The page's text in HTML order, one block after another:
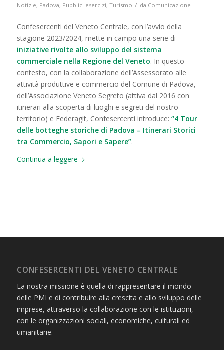
Notizie, Padova, Pubblici esercizi, Turismo / da Comunicazione
Confesercenti del Veneto Centrale, con l’avvio della
stagione 2023/2024, mette in campo una serie di
iniziative rivolte allo sviluppo del sistema
commerciale nella Regione del Veneto. In questo
contesto, con la collaborazione dell’Assessorato alle
attività produttive e commercio del Comune di Padova,
dell’Associazione Veneto Segreto (attiva dal 2016 con
itinerari alla scoperta di luoghi e segreti del nostro
territorio) e Federagit, Confesercenti introduce: “4 Tour
delle botteghe storiche di Padova – Itinerari Storici
tra Commercio, Sapori e Sapere”.
Continua a leggere
CONFESERCENTI DEL VENETO CENTRALE
La nostra missione è quella di rappresentare il mondo
delle PMI e di contribuire alla crescita e allo sviluppo delle
imprese, attraverso la collaborazione con le istituzioni,
con le organizzazioni sociali, economiche, culturali ed
umanitarie.